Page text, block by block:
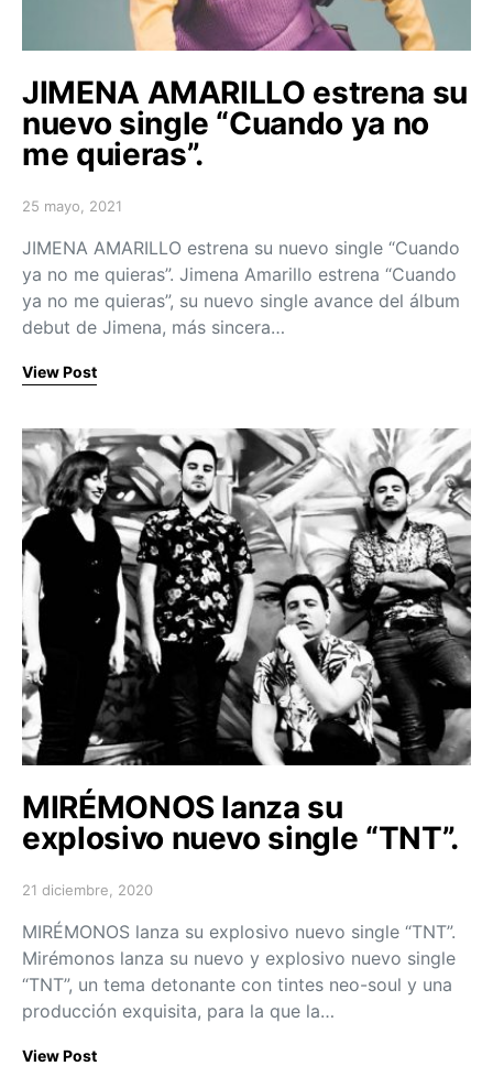
JIMENA AMARILLO estrena su
nuevo single “Cuando ya no
me quieras”.
Posted on
25 mayo, 2021
JIMENA AMARILLO estrena su nuevo single “Cuando
ya no me quieras”. Jimena Amarillo estrena “Cuando
ya no me quieras”, su nuevo single avance del álbum
debut de Jimena, más sincera…
View Post
MIRÉMONOS lanza su
explosivo nuevo single “TNT”.
Posted on
21 diciembre, 2020
MIRÉMONOS lanza su explosivo nuevo single “TNT”.
Mirémonos lanza su nuevo y explosivo nuevo single
“TNT”, un tema detonante con tintes neo-soul y una
producción exquisita, para la que la…
View Post